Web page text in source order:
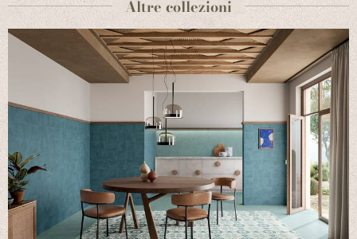
Altre collezioni